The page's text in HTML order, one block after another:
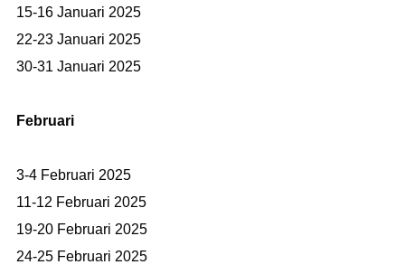
15-16 Januari 2025
22-23 Januari 2025
30-31 Januari 2025
Februari
3-4 Februari 2025
11-12 Februari 2025
19-20 Februari 2025
24-25 Februari 2025